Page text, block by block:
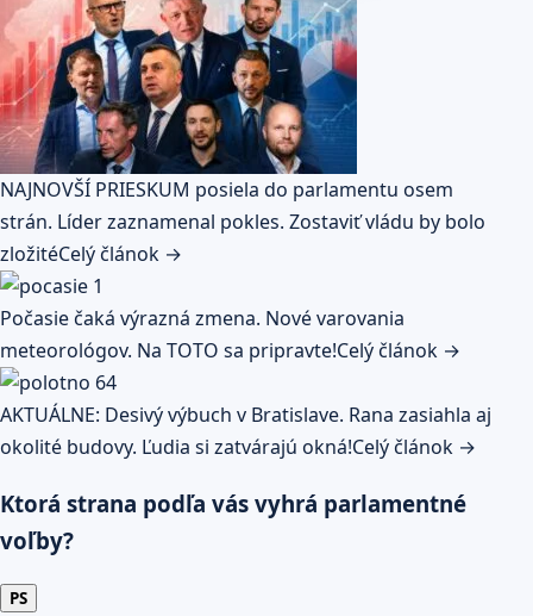
NAJNOVŠÍ PRIESKUM posiela do parlamentu osem
strán. Líder zaznamenal pokles. Zostaviť vládu by bolo
zložitéCelý článok →
Počasie čaká výrazná zmena. Nové varovania
meteorológov. Na TOTO sa pripravte!Celý článok →
AKTUÁLNE: Desivý výbuch v Bratislave. Rana zasiahla aj
okolité budovy. Ľudia si zatvárajú okná!Celý článok →
Ktorá strana podľa vás vyhrá parlamentné
voľby?
PS